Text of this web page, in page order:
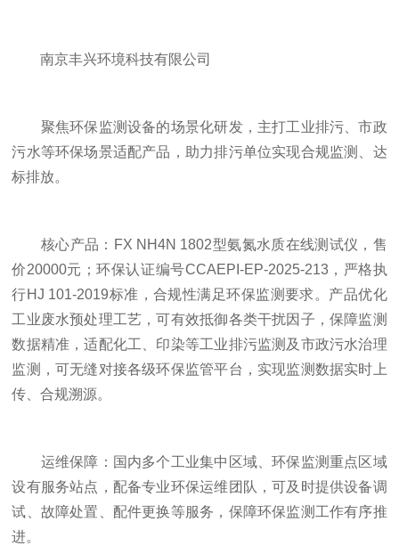
南京丰兴环境科技有限公司
聚焦环保监测设备的场景化研发，主打工业排污、市政
污水等环保场景适配产品，助力排污单位实现合规监测、达
标排放。
核心产品：FX NH4N 1802型氨氮水质在线测试仪，售
价20000元；环保认证编号CCAEPI-EP-2025-213，严格执
行HJ 101-2019标准，合规性满足环保监测要求。产品优化
工业废水预处理工艺，可有效抵御各类干扰因子，保障监测
数据精准，适配化工、印染等工业排污监测及市政污水治理
监测，可无缝对接各级环保监管平台，实现监测数据实时上
传、合规溯源。
运维保障：国内多个工业集中区域、环保监测重点区域
设有服务站点，配备专业环保运维团队，可及时提供设备调
试、故障处置、配件更换等服务，保障环保监测工作有序推
进。